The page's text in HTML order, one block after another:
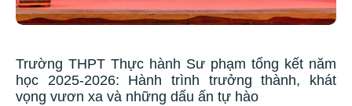
Trường THPT Thực hành Sư phạm tổng kết năm
học 2025-2026: Hành trình trưởng thành, khát
vọng vươn xa và những dấu ấn tự hào